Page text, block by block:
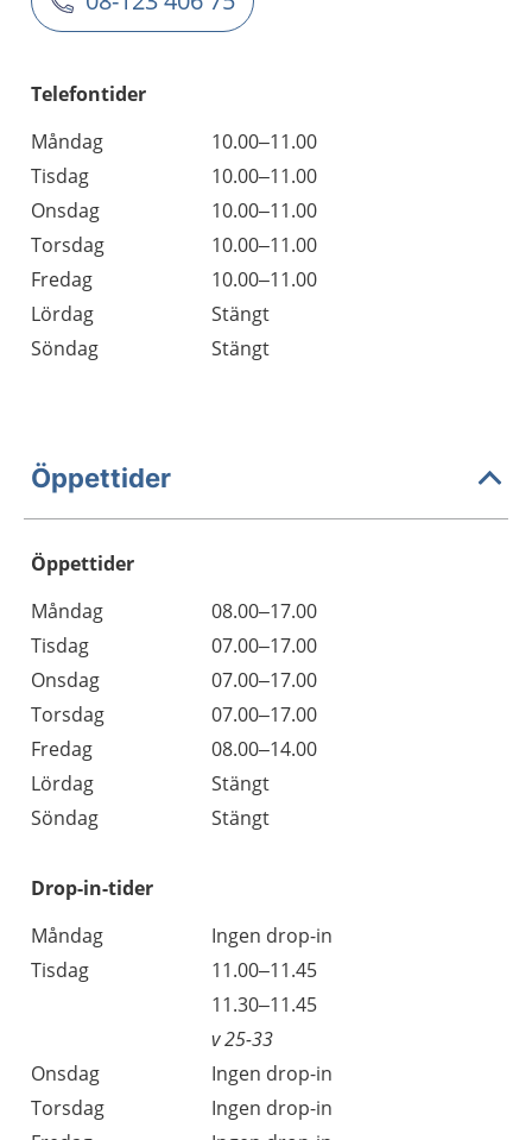
Telefontider
Måndag
10.00–11.00
Tisdag
10.00–11.00
Onsdag
10.00–11.00
Torsdag
10.00–11.00
Fredag
10.00–11.00
Lördag
Stängt
Söndag
Stängt
Öppettider
Öppettider
Dag
Öppettider
Kommentarer
Måndag
08.00–17.00
Tisdag
07.00–17.00
Onsdag
07.00–17.00
Torsdag
07.00–17.00
Fredag
08.00–14.00
Lördag
Stängt
Söndag
Stängt
Drop-in-tider
Måndag
Ingen drop-in
Tisdag
11.00–11.45
11.30–11.45
v 25-33
Onsdag
Ingen drop-in
Torsdag
Ingen drop-in